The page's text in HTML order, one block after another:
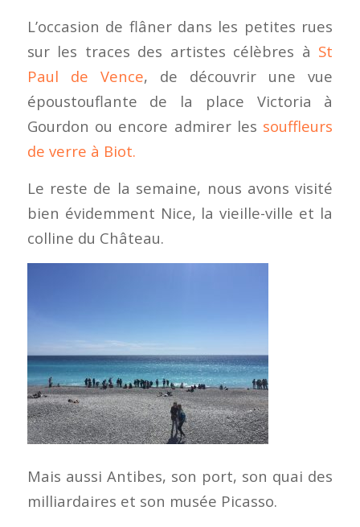
L’occasion de flâner dans les petites rues
sur les traces des artistes célèbres à St
Paul de Vence, de découvrir une vue
époustouflante de la place Victoria à
Gourdon ou encore admirer les souffleurs
de verre à Biot.
Le reste de la semaine, nous avons visité
bien évidemment Nice, la vieille-ville et la
colline du Château.
Mais aussi Antibes, son port, son quai des
milliardaires et son musée Picasso.